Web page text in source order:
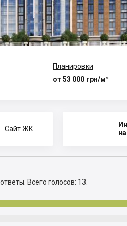
Планировки
от 53 000 грн/м²
Сайт ЖК
Всего голосов: 13.